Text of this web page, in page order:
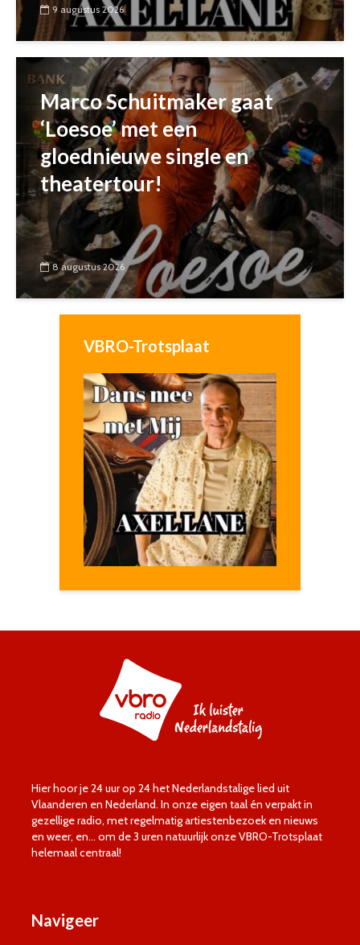
9 augustus 2026
Marco Schuitmaker gaat
‘Loesoe’ met een
gloednieuwe single en
theatertour!
8 augustus 2026
VBRO-Trotsplaat
Hier hoor je 24 uur op 24 het Nederlandstalige lied uit
Vlaanderen en Nederland. In onze eigen taal én verpakt in
gezellige radio, met regelmatig artiestenbezoek en nieuws
en weer, en… om de 3 uren natuurlijk onze VBRO-Trotsplaat
helemaal centraal!
Navigeer